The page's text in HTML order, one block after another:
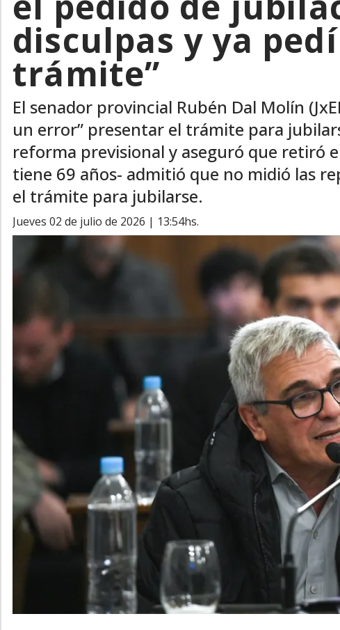
disculpas y ya
trámite”
El senador provincial Rubén Dal Molín
un error” presentar el trámite para
reforma previsional y aseguró que retiró
tiene 69 años- admitió que no midió las
el trámite para jubilarse.
jueves 02 de julio de 2026 | 13:54hs.